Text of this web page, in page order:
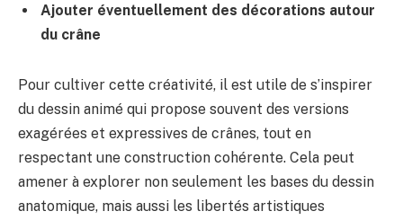
Ajouter éventuellement des décorations autour
du crâne
Pour cultiver cette créativité, il est utile de s’inspirer
du dessin animé qui propose souvent des versions
exagérées et expressives de crânes, tout en
respectant une construction cohérente. Cela peut
amener à explorer non seulement les bases du dessin
anatomique, mais aussi les libertés artistiques